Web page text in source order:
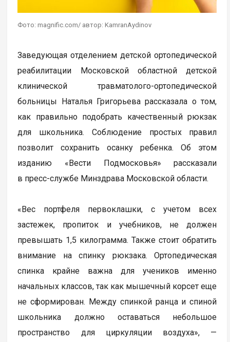
Фото: magnific.com/ автор: KamranAydinov
Заведующая отделением детской ортопедической
реабилитации Московской областной детской
клинической травматолого-ортопедической
больницы Наталья Григорьева рассказала о том,
как правильно подобрать качественный рюкзак
для школьника. Соблюдение простых правил
позволит сохранить осанку ребенка. Об этом
изданию «Вести Подмосковья» рассказали
в пресс-службе Минздрава Московской области.
«Вес портфеля первоклашки, с учетом всех
застежек, пропиток и учебников, не должен
превышать 1,5 килограмма. Также стоит обратить
внимание на спинку рюкзака. Ортопедическая
спинка крайне важна для учеников именно
начальных классов, так как мышечный корсет еще
не сформирован. Между спинкой ранца и спиной
школьника должно оставаться небольшое
пространство для циркуляции воздуха», —